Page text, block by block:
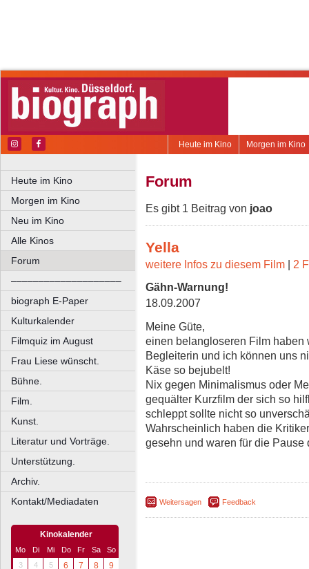
Morgen im Kino
Heute im Kino
Heute im Kino
Morgen im Kino
Neu im Kino
Alle Kinos
Forum
––––––––––––––––––––
biograph E-Paper
Kulturkalender
Filmquiz im August
Frau Liese wünscht.
Bühne.
Film.
Kunst.
Literatur und Vorträge.
Unterstützung.
Archiv.
Kontakt/Mediadaten
Kinokalender
Mo Di Mi Do Fr Sa
So
3
4 5 6 7 8
9
Forum
Es gibt 1 Beitrag von joao
Yella
weitere Infos zu diesem Film | 2
Gähn-Warnung!
18.09.2007
Meine Güte,
einen belangloseren Film
Begleiterin und ich können uns
Käse so bejubelt!
Nix gegen Minimalismus oder
gequälter Kurzfilm der sich so
schleppt sollte nicht so
Wahrscheinlich haben die
gesehn und waren für die Pause
Weitersagen Feedback